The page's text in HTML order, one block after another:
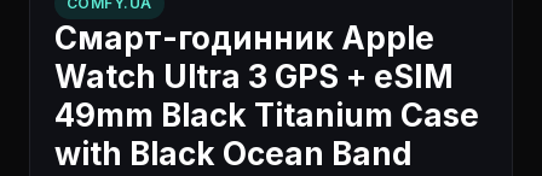
Смарт-годинник Apple
Watch Ultra 3 GPS + eSIM
49mm Black Titanium Case
with Black Ocean Band